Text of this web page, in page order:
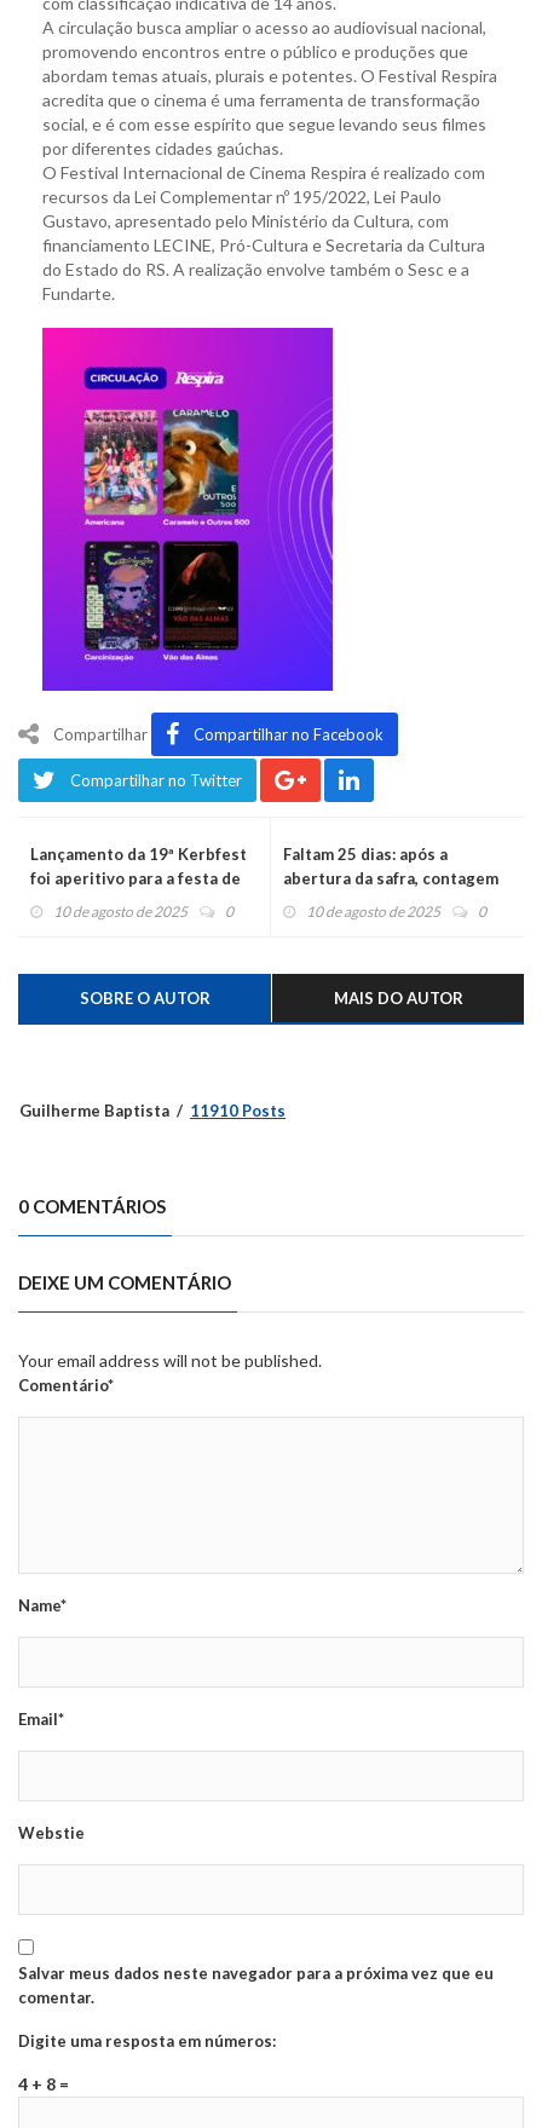
A circulação busca ampliar o acesso ao audiovisual nacional,
promovendo encontros entre o público e produções que
abordam temas atuais, plurais e potentes. O Festival Respira
acredita que o cinema é uma ferramenta de transformação
social, e é com esse espírito que segue levando seus filmes
por diferentes cidades gaúchas.
O Festival Internacional de Cinema Respira é realizado com
recursos da Lei Complementar nº 195/2022, Lei Paulo
Gustavo, apresentado pelo Ministério da Cultura, com
financiamento LECINE, Pró-Cultura e Secretaria da Cultura
do Estado do RS. A realização envolve também o Sesc e a
Fundarte.
Compartilhar Compartilhar no Facebook
Compartilhar no Twitter
Lançamento da 19ª Kerbfest
foi aperitivo para a festa de
outubro10 de agosto de 2025 0
Faltam 25 dias: após a
abertura da safra, contagem
regressiva para o início da
10 de agosto de 2025 0
SOBRE O AUTOR MAIS DO AUTOR
Guilherme Baptista 11910 Posts
0 COMENTÁRIOS
DEIXE UM COMENTÁRIO
Your email address will not be published.
Comentário*
Name*
Email*
Webstie
Salvar meus dados neste navegador para a próxima vez que eu
comentar.
Digite uma resposta em números:
4 + 8 =